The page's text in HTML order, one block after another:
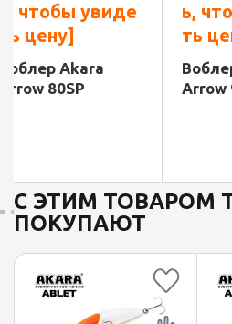
ь, чтобы увиде
ть цену]
Воблер Akara
Arrow 80SP
ь,
ть
Arrow
С ЭТИМ ТОВАРОМ
ПОКУПАЮТ